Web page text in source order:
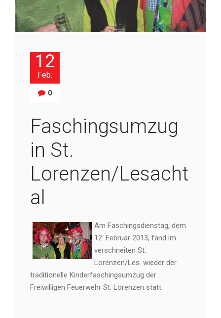
12
Feb.
0
Faschingsumzug
in St.
Lorenzen/Lesacht
al
Am Faschingsdienstag, dem
12. Februar 2013, fand im
verschneiten St.
Lorenzen/Les. wieder der
traditionelle Kinderfaschingsumzug der
Freiwilligen Feuerwehr St. Lorenzen statt.